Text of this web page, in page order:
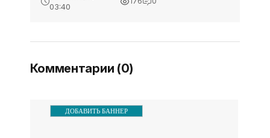
теплотрассе Сакской ТЭЦ
которая произошла
03:40
Комментарии (0)
ДОБАВИТЬ БАННЕР